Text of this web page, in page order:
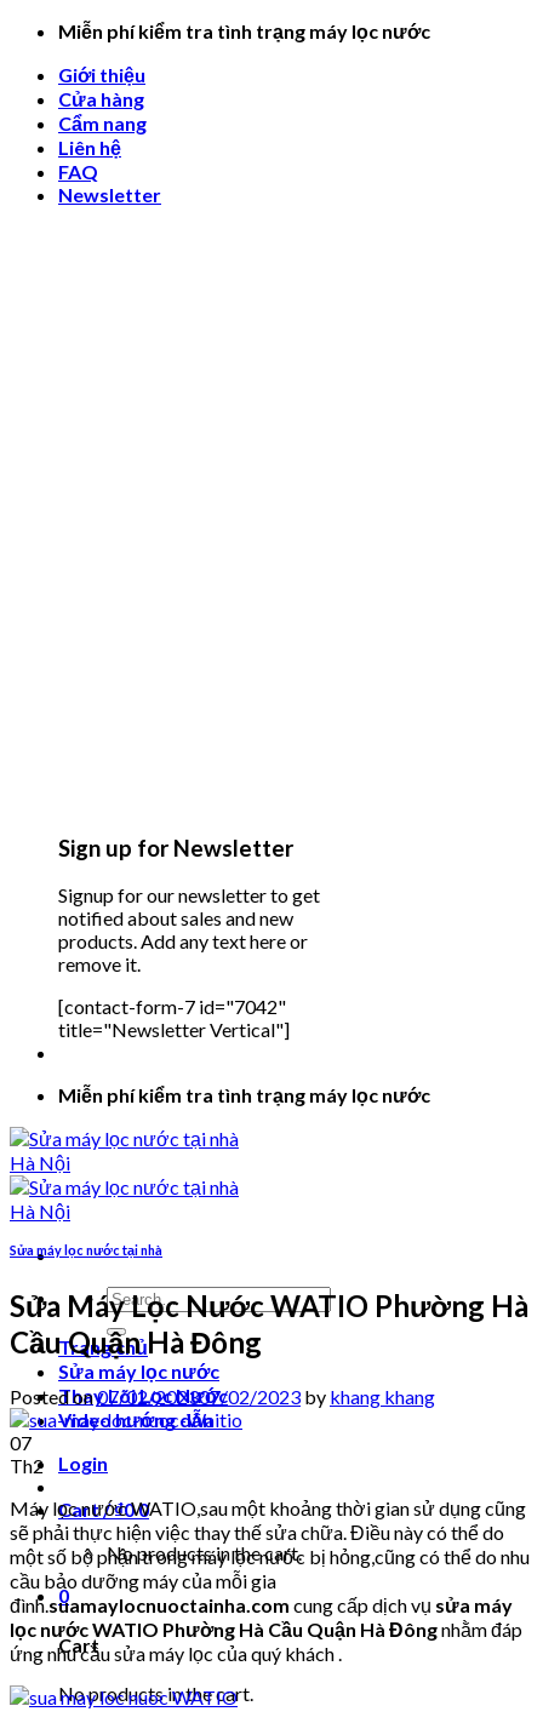
Skip
content
Miễn phí kiểm tra tình trạng máy lọc nước
Giới thiệu
Cửa hàng
Cẩm nang
Liên hệ
FAQ
Newsletter
Sign up for Newsletter
Signup for our newsletter to get
notified about sales and new
products. Add any text here or
remove it.
[contact-form-7 id="7042"
title="Newsletter Vertical"]
Miễn phí kiểm tra tình trạng máy lọc nước
Search
for:
Trang chủ
Sửa máy lọc nước
Thay Lõi Lọc Nước
Video hướng dẫn
Login
Cart /₫00
No products in the cart.
0
Cart
No products in the cart.
Sửa máy lọc nước tại nhà
Sửa Máy Lọc Nước WATIO Phường Hà
Cầu Quận Hà Đông
Posted on07/02/202307/02/2023 by khang khang
07
Th2
Máy lọc nước WATIO,sau một khoảng thời gian sử dụng cũng
sẽ phải thực hiện việc thay thế sửa chữa. Điều này có thể do
một số bộ phận trong máy lọc nước bị hỏng,cũng có thể do nhu
cầu bảo dưỡng máy của mỗi gia
đình.suamaylocnuoctainha.com cung cấp dịch vụ sửa máy
lọc nước WATIO Phường Hà Cầu Quận Hà Đôngnhằm đáp
ứng nhu cầu sửa máy lọc của quý khách .